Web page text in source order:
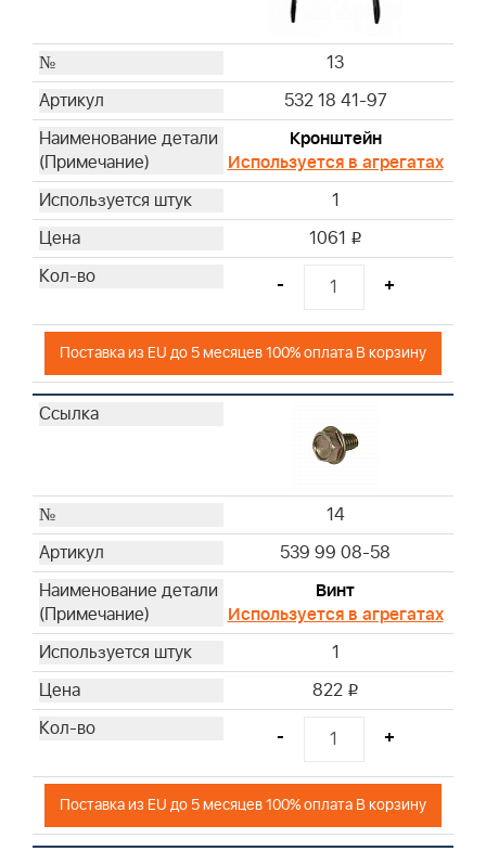
13
532 18 41-97
Кронштейн
Используется в агрегатах
1
1061 i
- +
Поставка из EU до 5 месяцев 100% оплата В корзину
14
539 99 08-58
Винт
Используется в агрегатах
1
822 i
- +
Поставка из EU до 5 месяцев 100% оплата В корзину